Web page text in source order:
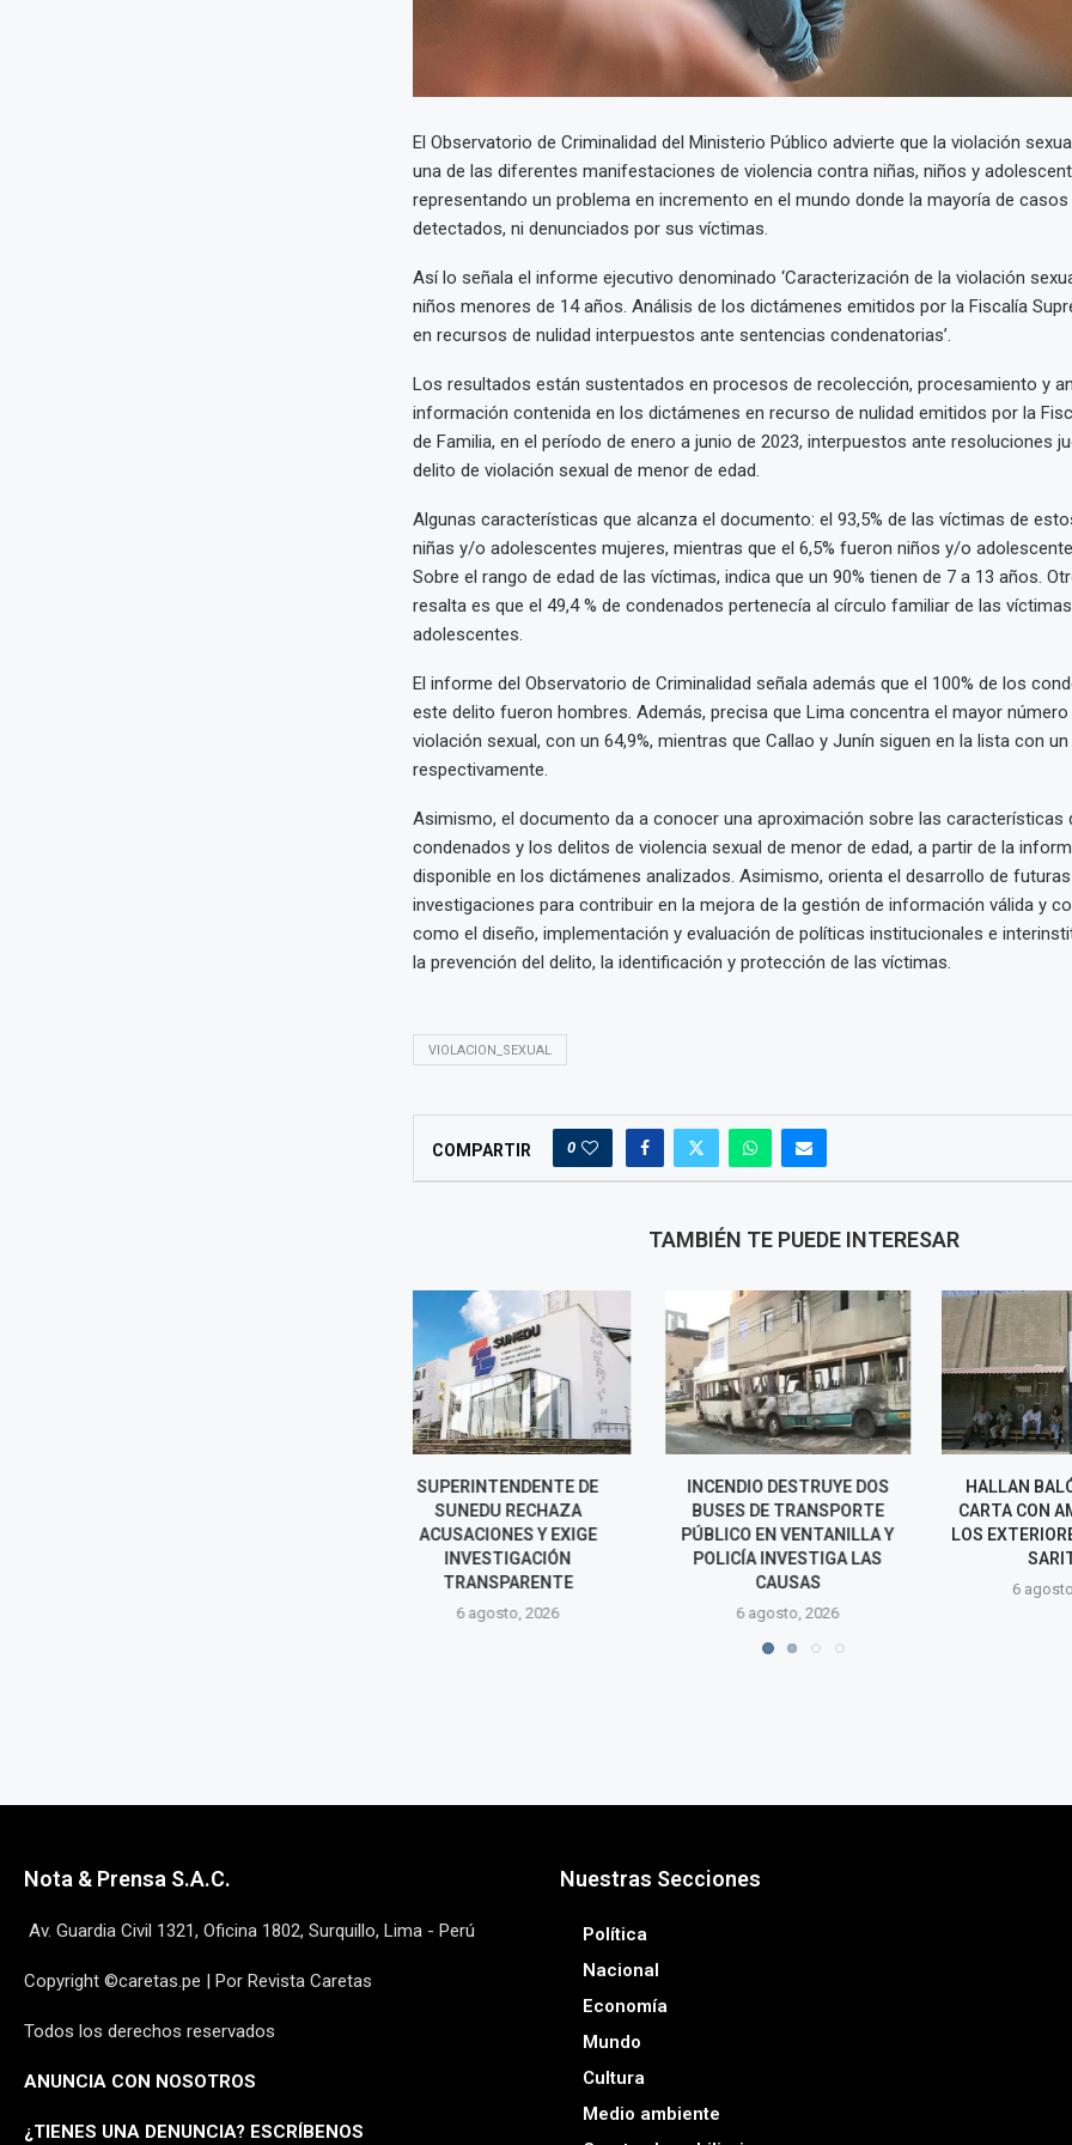
El Observatorio de Criminalidad del Ministerio Público advierte que la violación
una de las diferentes manifestaciones de violencia contra niñas, niños y
representando un problema en incremento en el mundo donde la mayoría de
detectados, ni denunciados por sus víctimas.
Así lo señala el informe ejecutivo denominado ‘Caracterización de la violación
niños menores de 14 años. Análisis de los dictámenes emitidos por la Fiscalía
en recursos de nulidad interpuestos ante sentencias condenatorias’.
Los resultados están sustentados en procesos de recolección, procesamiento y
información contenida en los dictámenes en recurso de nulidad emitidos por la
de Familia, en el período de enero a junio de 2023, interpuestos ante resoluciones
delito de violación sexual de menor de edad.
Algunas características que alcanza el documento: el 93,5% de las víctimas de
niñas y/o adolescentes mujeres, mientras que el 6,5% fueron niños y/o
Sobre el rango de edad de las víctimas, indica que un 90% tienen de 7 a 13 años.
resalta es que el 49,4 % de condenados pertenecía al círculo familiar de las
adolescentes.
El informe del Observatorio de Criminalidad señala además que el 100% de los
este delito fueron hombres. Además, precisa que Lima concentra el mayor
violación sexual, con un 64,9%, mientras que Callao y Junín siguen en la lista con un
respectivamente.
Asimismo, el documento da a conocer una aproximación sobre las características
condenados y los delitos de violencia sexual de menor de edad, a partir de la
disponible en los dictámenes analizados. Asimismo, orienta el desarrollo de futuras
investigaciones para contribuir en la mejora de la gestión de información válida y
como el diseño, implementación y evaluación de políticas institucionales e
la prevención del delito, la identificación y protección de las víctimas.
VIOLACION_SEXUAL
COMPARTIR 0
TAMBIÉN TE PUEDE INTERESAR
INCENDIO DESTRUYE DOS
BUSES DE TRANSPORTE
PÚBLICO EN VENTANILLA Y
POLICÍA INVESTIGA LAS
CAUSAS
6 agosto, 2026
HALLAN BALÓN DE GAS Y
CARTA CON AMENAZAS EN
LOS EXTERIORES DEL PENAL
SARITA...
6 agosto, 2026
DICTAN
PRISIÓN
INVESTIGADO
Nota & Prensa S.A.C.
Av. Guardia Civil 1321, Oficina 1802, Surquillo, Lima - Perú
Copyright ©caretas.pe | Por Revista Caretas
Todos los derechos reservados
ANUNCIA CON NOSOTROS
¿TIENES UNA DENUNCIA? ESCRÍBENOS
Nuestras Secciones
Política
Nacional
Economía
Mundo
Cultura
Medio ambiente